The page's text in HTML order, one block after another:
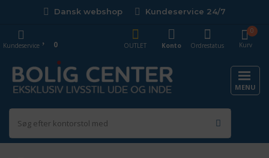
Dansk webshop Kundeservice 24/7
Kurv
0
OUTLET
Konto Ordrestatus
Kundeservice 0
MENU